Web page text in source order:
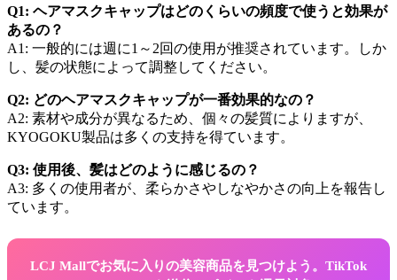
Q1: ヘアマスクキャップはどのくらいの頻度で使うと効果が
あるの？
A1: 一般的には週に1～2回の使用が推奨されています。しか
し、髪の状態によって調整してください。
Q2: どのヘアマスクキャップが一番効果的なの？
A2: 素材や成分が異なるため、個々の髪質によりますが、
KYOGOKU製品は多くの支持を得ています。
Q3: 使用後、髪はどのように感じるの？
A3: 多くの使用者が、柔らかさやしなやかさの向上を報告し
ています。
LCJ Mallでお気に入りの美容商品を見つけよう。TikTok